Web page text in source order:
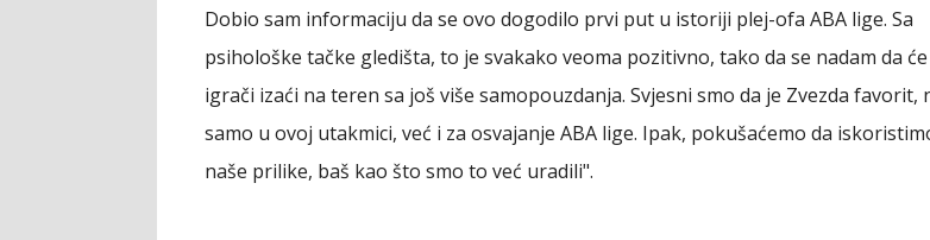
Dobio sam informaciju da se ovo dogodilo prvi put u istoriji plej-ofa ABA lige. Sa
psihološke tačke gledišta, to je svakako veoma pozitivno, tako da se nadam da će
igrači izaći na teren sa još više samopouzdanja. Svjesni smo da je Zvezda favorit,
samo u ovoj utakmici, već i za osvajanje ABA lige. Ipak, pokušaćemo da
naše prilike, baš kao što smo to već uradili".